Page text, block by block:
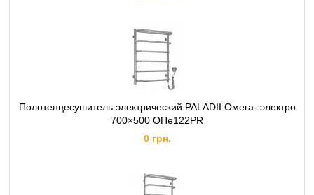
Полотенцесушитель электрический PALADII Омега- электро
700×500 ОПе122РR
0 грн.